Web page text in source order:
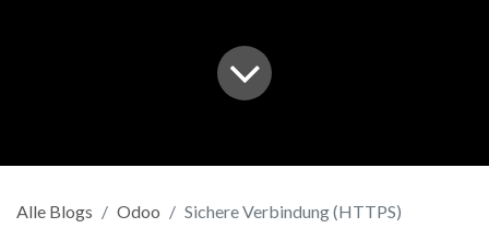
Alle Blogs Odoo Sichere Verbindung (HTTPS)